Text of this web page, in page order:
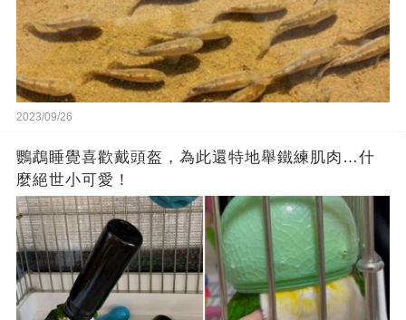
2023/09/26
鸚鵡睡覺喜歡戴頭盔，為此還特地舉鐵練肌肉…什
麼絕世小可愛！